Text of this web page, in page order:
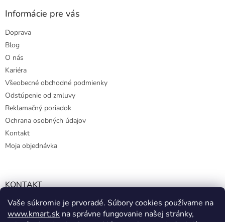
Vaše súkromie je prvoradé. Súbory cookies používame na
www.kmart.sk na správne fungovanie našej stránky,
Informácie pre vás
Doprava
Blog
O nás
Kariéra
Všeobecné obchodné podmienky
Odstúpenie od zmluvy
Reklamačný poriadok
Ochrana osobných údajov
Kontakt
Moja objednávka
KONTAKT
info@kmart.sk
+421 947 979 193